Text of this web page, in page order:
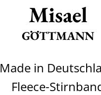
Misael
GÖTTMANN
Made in
Fleece-